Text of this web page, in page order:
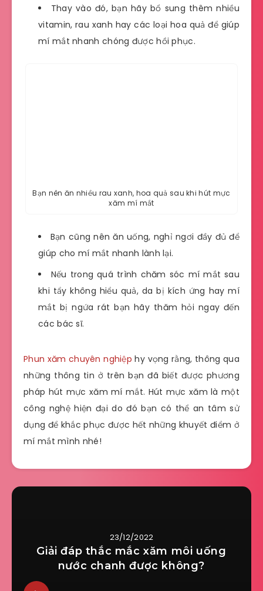
Thay vào đó, bạn hãy bổ sung thêm nhiều
vitamin, rau xanh hay các loại hoa quả để giúp
mí mắt nhanh chóng được hồi phục.
Bạn nên ăn nhiều rau xanh, hoa quả sau khi hút mực
xăm mí mắt
Bạn cũng nên ăn uống, nghỉ ngơi đầy đủ để
giúp cho mí mắt nhanh lành lại.
Nếu trong quá trình chăm sóc mí mắt sau
khi tẩy không hiểu quả, da bị kích ứng hay mí
mắt bị ngứa rát bạn hãy thăm hỏi ngay đến
các bác sĩ.
Phun xăm chuyên nghiệp hy vọng rằng, thông qua
những thông tin ở trên bạn đã biết được phương
pháp hút mực xăm mí mắt. Hút mực xăm là một
công nghệ hiện đại do đó bạn có thể an tâm sử
dụng để khắc phục được hết những khuyết điểm ở
mí mắt mình nhé!
23/12/2022
Giải đáp thắc mắc xăm môi uống
nước chanh được không?